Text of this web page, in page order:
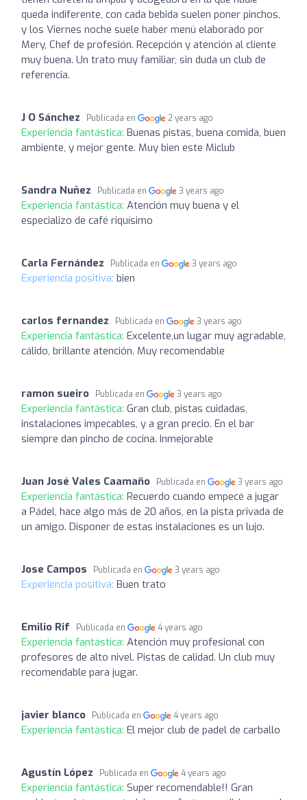
queda indiferente, con cada bebida suelen poner pinchos,
y los Viernes noche suele haber menú elaborado por
Mery, Chef de profesión. Recepción y atención al cliente
muy buena. Un trato muy familiar, sin duda un club de
referencia.
J O Sánchez Publicada en 2 years ago
Experiencia fantástica: Buenas pistas, buena comida, buen
ambiente, y mejor gente. Muy bien este Miclub
Sandra Nuňez Publicada en 3 years ago
Experiencia fantástica: Atención muy buena y el
especializo de café riquísimo
Carla Fernández Publicada en 3 years ago
Experiencia positiva: bien
carlos fernandez Publicada en 3 years ago
Experiencia fantástica: Excelente,un lugar muy agradable,
cálido, brillante atención. Muy recomendable
ramon sueiro Publicada en 3 years ago
Experiencia fantástica: Gran club, pistas cuidadas,
instalaciones impecables, y a gran precio. En el bar
siempre dan pincho de cocina. Inmejorable
Juan José Vales Caamaño Publicada en 3 years ago
Experiencia fantástica: Recuerdo cuando empecé a jugar
a Pádel, hace algo más de 20 años, en la pista privada de
un amigo. Disponer de estas instalaciones es un lujo.
Jose Campos Publicada en 3 years ago
Experiencia positiva: Buen trato
Emilio Rif Publicada en 4 years ago
Experiencia fantástica: Atención muy profesional con
profesores de alto nivel. Pistas de calidad. Un club muy
recomendable para jugar.
javier blanco Publicada en 4 years ago
Experiencia fantástica: El mejor club de padel de carballo
Agustín López Publicada en 4 years ago
Experiencia fantástica: Super recomendable!! Gran